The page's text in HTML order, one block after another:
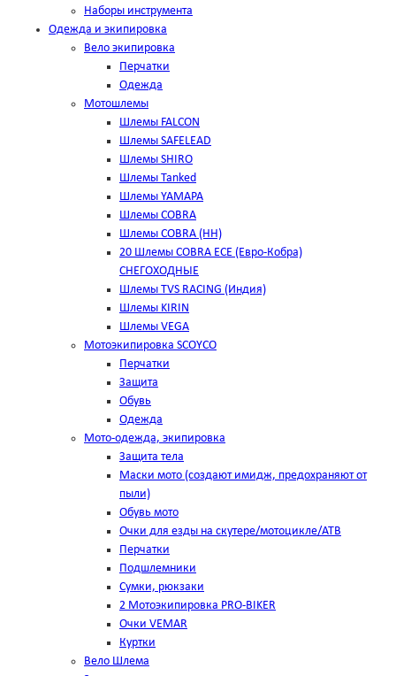
Наборы инструмента
Одежда и экипировка
Вело экипировка
Перчатки
Одежда
Мотошлемы
Шлемы FALCON
Шлемы SAFELEAD
Шлемы SHIRO
Шлемы Tanked
Шлемы YAMAPA
Шлемы COBRA
Шлемы COBRA (HH)
20 Шлемы COBRA ECE (Евро-Кобра)
СНЕГОХОДНЫЕ
Шлемы TVS RACING (Индия)
Шлемы KIRIN
Шлемы VEGA
Мотоэкипировка SCOYCO
Перчатки
Защита
Обувь
Одежда
Мото-одежда, экипировка
Защита тела
Маски мото (создают имидж, предохраняют от
пыли)
Обувь мото
Очки для езды на скутере/мотоцикле/АТВ
Перчатки
Подшлемники
Сумки, рюкзаки
2 Мотоэкипировка PRO-BIKER
Очки VEMAR
Куртки
Вело Шлема